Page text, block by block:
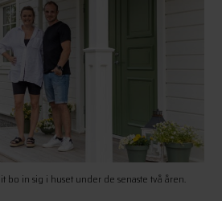
bo in sig i huset under de senaste två åren.